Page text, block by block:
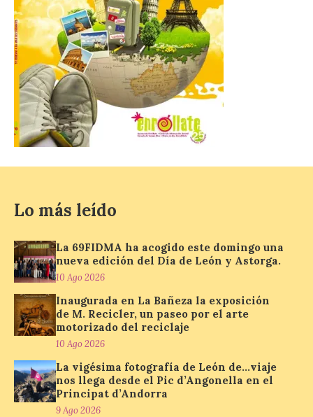
Alto Valle del Aragón y otras entidades […]
Inaugurada en Samos la
muestra Hospitalidad
monástica
10 Ago 2026
los monasterios como
municipios rurales
vinculados al Camino de Santiago y
la hospitalidad monástica mediante una
exposición itinerante de acceso libre. El
[…]
El delegado del Gobierno
participa en la XVII Feria
Agroalimentaria de El
Espino, una cita que pone
en valor los productos, la
gastronomía y la artesanía
del Bierzo
Lo más leído
La 69FIDMA ha acogido este domingo una
nueva edición del Día de León y Astorga.
10 Ago 2026
Inaugurada en La Bañeza la exposición
de M. Recicler, un paseo por el arte
motorizado del reciclaje
10 Ago 2026
La vigésima fotografía de León de…viaje
nos llega desde el Pic d’Angonella en el
Principat d’Andorra
9 Ago 2026